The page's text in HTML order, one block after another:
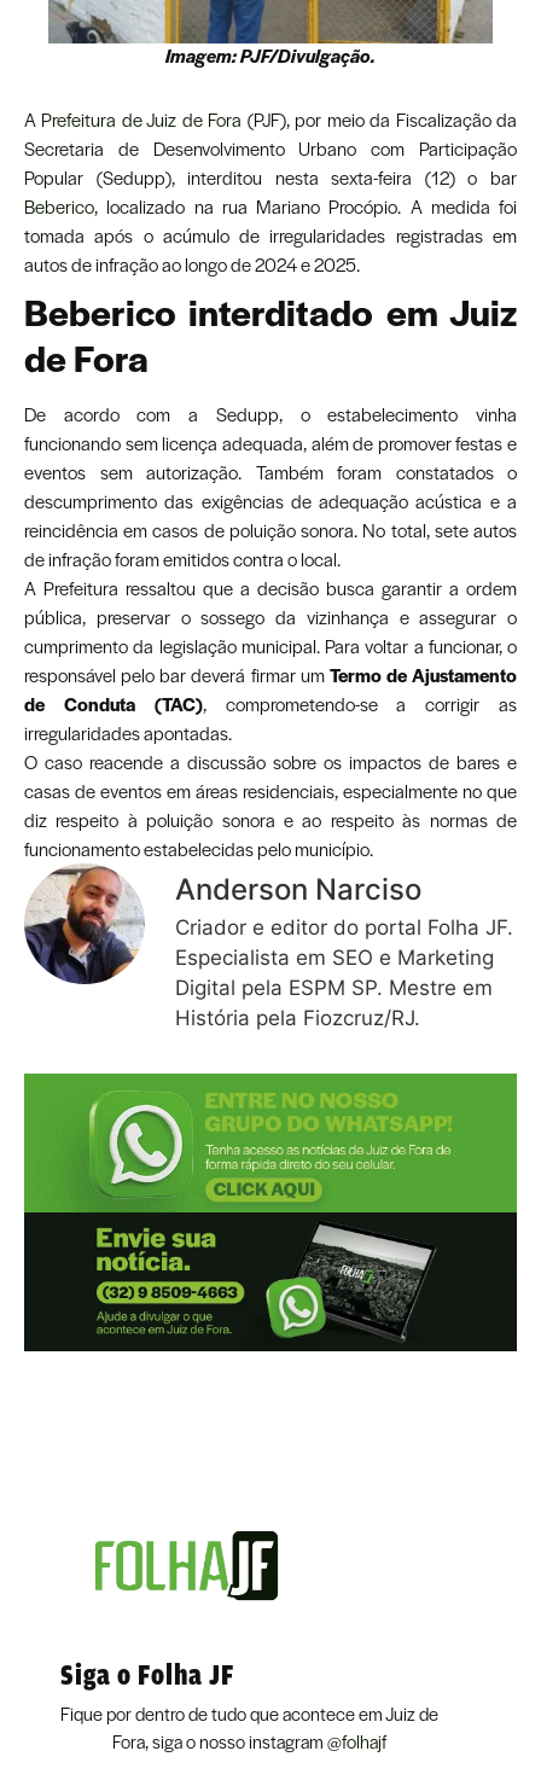
Imagem: PJF/Divulgação.
A Prefeitura de Juiz de Fora (PJF), por meio da Fiscalização da
Secretaria de Desenvolvimento Urbano com Participação
Popular (Sedupp), interditou nesta sexta-feira (12) o bar
Beberico, localizado na rua Mariano Procópio. A medida foi
tomada após o acúmulo de irregularidades registradas em
autos de infração ao longo de 2024 e 2025.
Beberico interditado em Juiz
de Fora
De acordo com a Sedupp, o estabelecimento vinha
funcionando sem licença adequada, além de promover festas e
eventos sem autorização. Também foram constatados o
descumprimento das exigências de adequação acústica e a
reincidência em casos de poluição sonora. No total, sete autos
de infração foram emitidos contra o local.
A Prefeitura ressaltou que a decisão busca garantir a ordem
pública, preservar o sossego da vizinhança e assegurar o
cumprimento da legislação municipal. Para voltar a funcionar, o
responsável pelo bar deverá firmar umTermo de Ajustamento
de Conduta (TAC), comprometendo-se a corrigir as
irregularidades apontadas.
O caso reacende a discussão sobre os impactos de bares e
casas de eventos em áreas residenciais, especialmente no que
diz respeito à poluição sonora e ao respeito às normas de
funcionamento estabelecidas pelo município.
Anderson Narciso
Criador e editor do portal Folha JF.
Especialista em SEO e Marketing
Digital pela ESPM SP. Mestre em
História pela Fiozcruz/RJ.
Siga o Folha JF
Fique por dentro de tudo que acontece em Juiz de
Fora, siga o nosso instagram@folhajf